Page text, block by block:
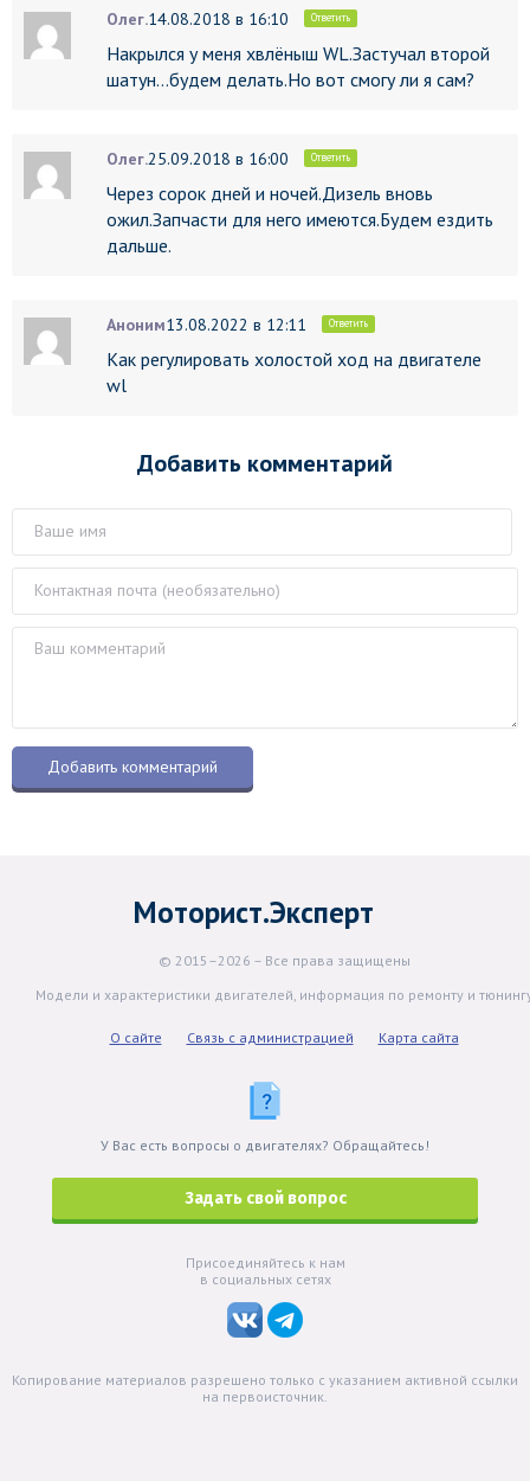
Олег.14.08.2018 в 16:10 Ответить
Накрылся у меня хвлёныш WL.Застучал второй
шатун…будем делать.Но вот смогу ли я сам?
Олег.25.09.2018 в 16:00 Ответить
Через сорок дней и ночей.Дизель вновь
ожил.Запчасти для него имеются.Будем ездить
дальше.
Аноним13.08.2022 в 12:11 Ответить
Как регулировать холостой ход на двигателе
wl
Добавить комментарий
Моторист.Эксперт
© 2015–2026 – Все права защищены
Модели и характеристики двигателей, информация по ремонту и
О сайте Связь с администрацией Карта сайта
У Вас есть вопросы о двигателях? Обращайтесь!
Задать свой вопрос
Присоединяйтесь к нам
в социальных сетях
Копирование материалов разрешено только с указанием активной ссылки
на первоисточник.